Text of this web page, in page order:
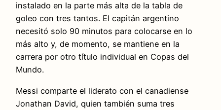
instalado en la parte más alta de la tabla de
goleo con tres tantos. El capitán argentino
necesitó solo 90 minutos para colocarse en lo
más alto y, de momento, se mantiene en la
carrera por otro título individual en Copas del
Mundo.
Messi comparte el liderato con el canadiense
Jonathan David, quien también suma tres